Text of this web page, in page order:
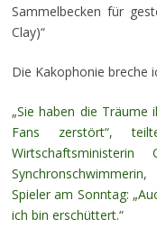
Sammelbecken für
Clay)“
Die Kakophonie breche
„Sie haben die Träume
Fans zerstört“,
Spieler am Sonntag:
ich bin erschüttert.“